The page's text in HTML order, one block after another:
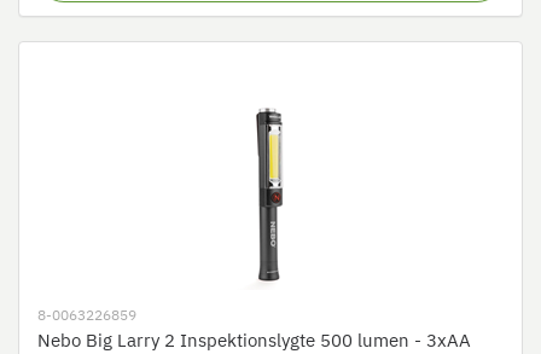
8-0063226859
Nebo Big Larry 2 Inspektionslygte 500 lumen - 3xAA